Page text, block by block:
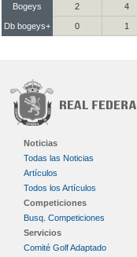
Bogeys 2 4
Db bogeys+ 0 1
Noticias
Todas las Noticias
Artículos
Todos los Artículos
Competiciones
Busq. Competiciones
Servicios
Comité Golf Adaptado